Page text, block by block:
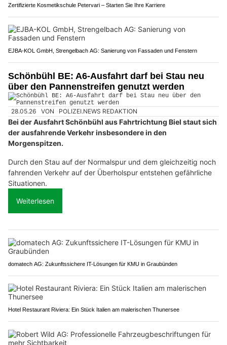
Zertifizierte Kosmetikschule Petervari – Starten Sie Ihre Karriere
EJBA-KOL GmbH, Strengelbach AG: Sanierung von Fassaden und Fenstern
Schönbühl BE: A6-Ausfahrt darf bei Stau neu
über den Pannenstreifen genutzt werden
28.05.26 VON POLIZEI.NEWS REDAKTION
Bei der Ausfahrt Schönbühl aus Fahrtrichtung Biel staut sich
der ausfahrende Verkehr insbesondere in den
Morgenspitzen.
Durch den Stau auf der Normalspur und dem gleichzeitig noch
fahrenden Verkehr auf der Überholspur entstehen gefährliche
Situationen.
Weiterlesen
domatech AG: Zukunftssichere IT-Lösungen für KMU in Graubünden
Hotel Restaurant Riviera: Ein Stück Italien am malerischen Thunersee